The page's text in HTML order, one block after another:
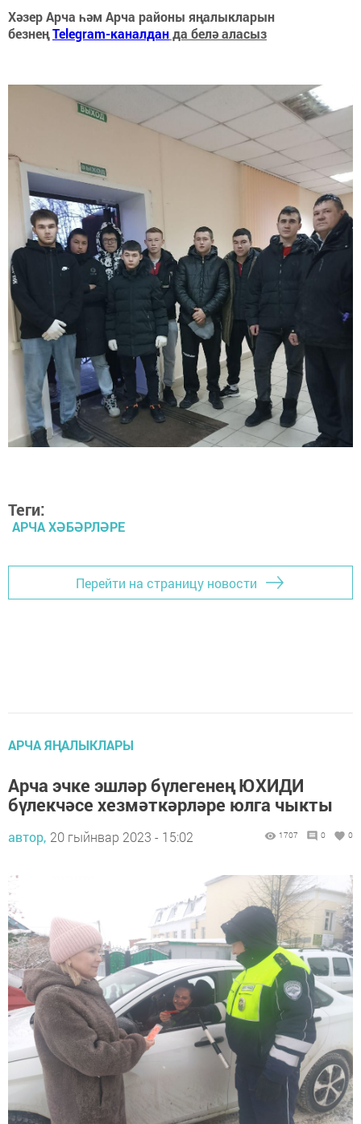
Хәзер Арча һәм Арча районы яңалыкларын
безнеңTelegram-каналданда белә аласыз
Теги:
АРЧА ХӘБӘРЛӘРЕ
Перейти на страницу новости
АРЧА ЯҢАЛЫКЛАРЫ
Арча эчке эшләр бүлегенең ЮХИДИ
бүлекчәсе хезмәткәрләре юлга чыкты
автор, 20 гыйнвар 2023 - 15:02 1707 0 0